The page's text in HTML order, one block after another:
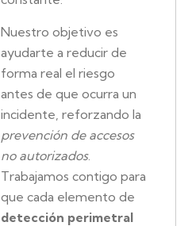
Nuestro objetivo es
ayudarte a reducir de
forma real el riesgo
antes de que ocurra un
incidente, reforzando la
prevención de accesos
no autorizados.
Trabajamos contigo para
que cada elemento de
detección perimetral